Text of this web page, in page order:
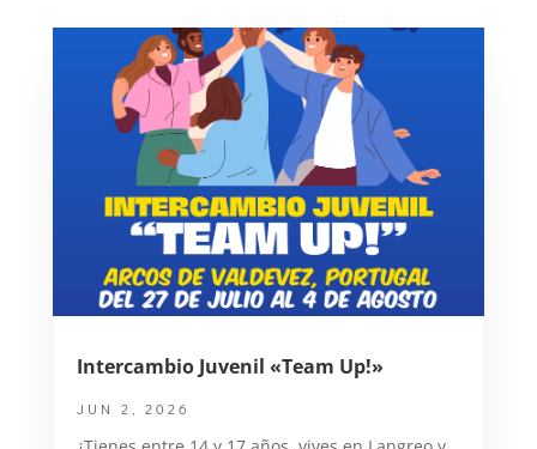
Intercambio Juvenil «Team Up!»
JUN 2, 2026